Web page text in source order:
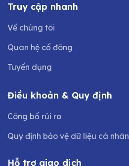
Truy cập nhanh
Về chúng tôi
Quan hệ cổ đông
Tuyển dụng
Điều khoản & Quy định
Công bố rủi ro
Quy định bảo vệ dữ liệu cá nhân
Hỗ trợ giao dịch